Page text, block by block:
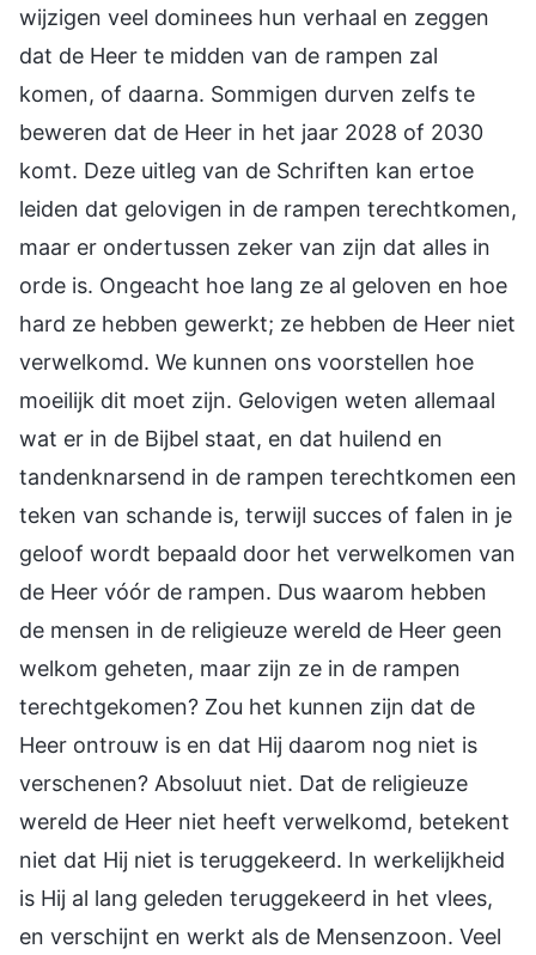
wijzigen veel dominees hun verhaal en zeggen
dat de Heer te midden van de rampen zal
komen, of daarna. Sommigen durven zelfs te
beweren dat de Heer in het jaar 2028 of 2030
komt. Deze uitleg van de Schriften kan ertoe
leiden dat gelovigen in de rampen terechtkomen,
maar er ondertussen zeker van zijn dat alles in
orde is. Ongeacht hoe lang ze al geloven en hoe
hard ze hebben gewerkt; ze hebben de Heer niet
verwelkomd. We kunnen ons voorstellen hoe
moeilijk dit moet zijn. Gelovigen weten allemaal
wat er in de Bijbel staat, en dat huilend en
tandenknarsend in de rampen terechtkomen een
teken van schande is, terwijl succes of falen in je
geloof wordt bepaald door het verwelkomen van
de Heer vóór de rampen. Dus waarom hebben
de mensen in de religieuze wereld de Heer geen
welkom geheten, maar zijn ze in de rampen
terechtgekomen? Zou het kunnen zijn dat de
Heer ontrouw is en dat Hij daarom nog niet is
verschenen? Absoluut niet. Dat de religieuze
wereld de Heer niet heeft verwelkomd, betekent
niet dat Hij niet is teruggekeerd. In werkelijkheid
is Hij al lang geleden teruggekeerd in het vlees,
en verschijnt en werkt als de Mensenzoon. Veel